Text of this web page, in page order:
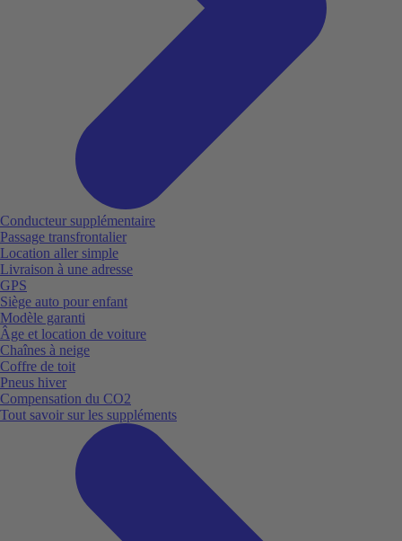
Conducteur supplémentaire
Passage transfrontalier
Location aller simple
Livraison à une adresse
GPS
Siège auto pour enfant
Modèle garanti
Âge et location de voiture
Chaînes à neige
Coffre de toit
Pneus hiver
Compensation du CO2
Tout savoir sur les suppléments